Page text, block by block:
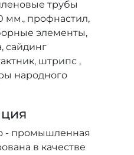
трубы
мм., профнастил,
элементы,
сайдинг
штрипс ,
народного
- промышленная
в качестве